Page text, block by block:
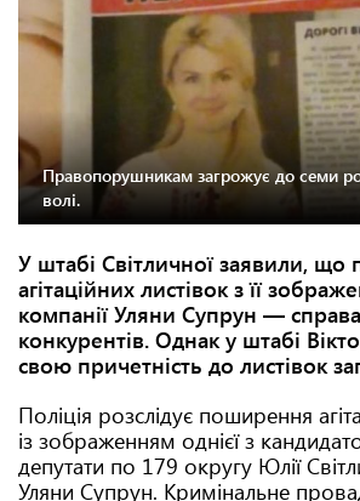
Правопорушникам загрожує до семи
волі.
У штабі Світличної заявили,
агітаційних листівок з її
компанії Уляни Супрун —
конкурентів. Однак у штабі
свою причетність до листівок
Поліція розслідує поширення
із зображенням однієї з
депутати по 179 округу Юлії
Уляни Супрун. Кримінальне